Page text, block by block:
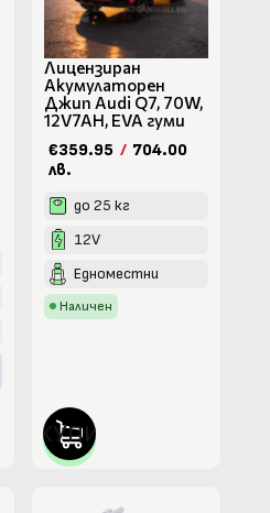
Лицензиран
Акумулаторен
Джип Audi Q7, 70W,
12V7AH, EVA гуми
€359.95 / 704.00
лв.
до 25 кг
12V
Едноместни
Наличен
КУПИ